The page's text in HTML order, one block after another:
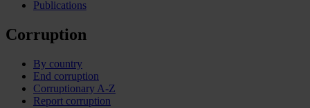
Publications
Corruption
By country
End corruption
Corruptionary A-Z
Report corruption